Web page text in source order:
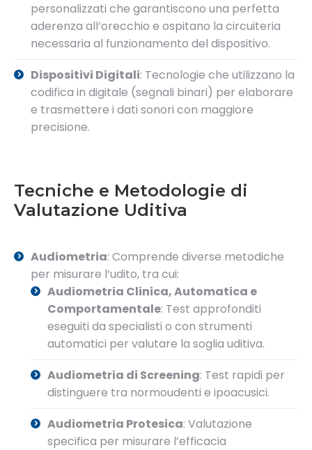
personalizzati che garantiscono una perfetta
aderenza all’orecchio e ospitano la circuiteria
necessaria al funzionamento del dispositivo.
Dispositivi Digitali: Tecnologie che utilizzano la
codifica in digitale (segnali binari) per elaborare
e trasmettere i dati sonori con maggiore
precisione.
Tecniche e Metodologie di
Valutazione Uditiva
Audiometria: Comprende diverse metodiche
per misurare l’udito, tra cui:
Audiometria Clinica, Automatica e
Comportamentale: Test approfonditi
eseguiti da specialisti o con strumenti
automatici per valutare la soglia uditiva.
Audiometria di Screening: Test rapidi per
distinguere tra normoudenti e ipoacusici.
Audiometria Protesica: Valutazione
specifica per misurare l’efficacia